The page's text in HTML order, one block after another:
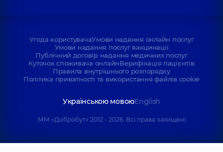
Угода користувачаУмови надання онлайн послуг
Умови надання послуг вакцинації
Публічний договір надання медичних послуг
Куточок споживача онлайнВерифікація пацієнтів
Правила внутрішнього розпорядку
Політика приватності та використання файлів cookie
Українською мовоюEnglish
ММ «Добробут» 2012 - 2026. Всі права захищені